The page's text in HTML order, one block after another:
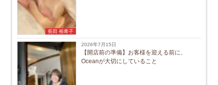
長田 裕希子
2026年7月15日
【開店前の準備】お客様を迎える前に、
Oceanが大切にしていること